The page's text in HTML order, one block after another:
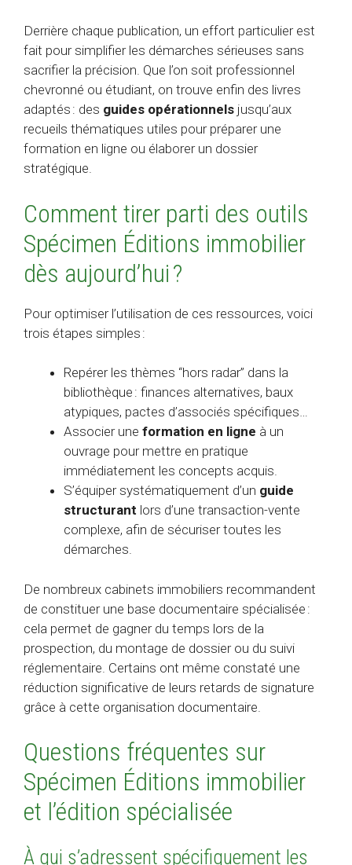
Derrière chaque publication, un effort particulier est
fait pour simplifier les démarches sérieuses sans
sacrifier la précision. Que l’on soit professionnel
chevronné ou étudiant, on trouve enfin des livres
adaptés : des guides opérationnels jusqu’aux
recueils thématiques utiles pour préparer une
formation en ligne ou élaborer un dossier
stratégique.
Comment tirer parti des outils
Spécimen Éditions immobilier
dès aujourd’hui ?
Pour optimiser l’utilisation de ces ressources, voici
trois étapes simples :
Repérer les thèmes “hors radar” dans la
bibliothèque : finances alternatives, baux
atypiques, pactes d’associés spécifiques…
Associer une formation en ligne à un
ouvrage pour mettre en pratique
immédiatement les concepts acquis.
S’équiper systématiquement d’un guide
structurant lors d’une transaction-vente
complexe, afin de sécuriser toutes les
démarches.
De nombreux cabinets immobiliers recommandent
de constituer une base documentaire spécialisée :
cela permet de gagner du temps lors de la
prospection, du montage de dossier ou du suivi
réglementaire. Certains ont même constaté une
réduction significative de leurs retards de signature
grâce à cette organisation documentaire.
Questions fréquentes sur
Spécimen Éditions immobilier
et l’édition spécialisée
À qui s’adressent spécifiquement les